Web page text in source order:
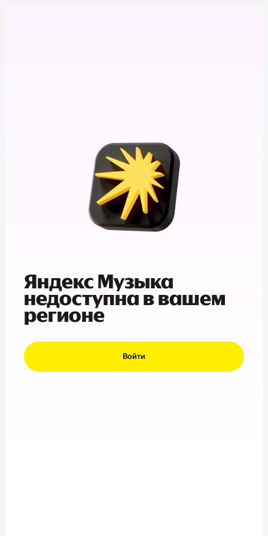
Яндекс Музыка
недоступна в вашем
регионе
Войти